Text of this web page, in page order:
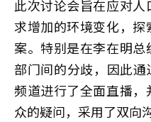
此次讨论会旨在应对
求增加的环境变化，
案。特别是在李在明
部门间的分歧，因此
频道进行了全面直播
众的疑问，采用了双向